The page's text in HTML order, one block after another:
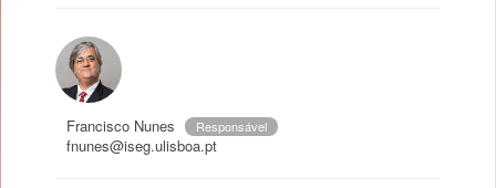
Francisco Nunes Responsável
fnunes@iseg.ulisboa.pt